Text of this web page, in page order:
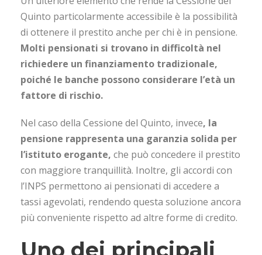
Quinto particolarmente accessibile è la possibilità
di ottenere il prestito anche per chi è in pensione.
Molti pensionati si trovano in difficoltà nel
richiedere un finanziamento tradizionale,
poiché le banche possono considerare l’età un
fattore di rischio.
Nel caso della Cessione del Quinto, invece, la
pensione rappresenta una garanzia solida per
l’istituto erogante, che può concedere il prestito
con maggiore tranquillità. Inoltre, gli accordi con
l’INPS permettono ai pensionati di accedere a
tassi agevolati, rendendo questa soluzione ancora
più conveniente rispetto ad altre forme di credito.
Uno dei principali